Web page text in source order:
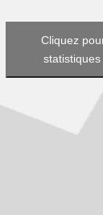
Cliquez